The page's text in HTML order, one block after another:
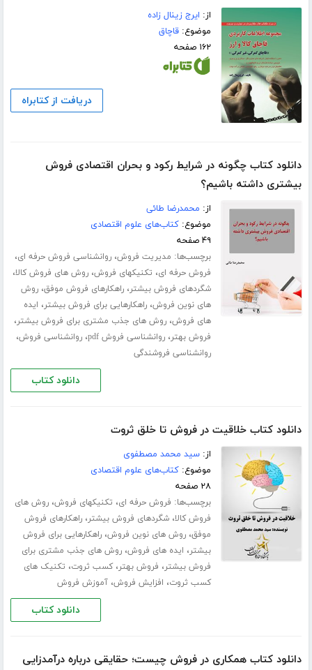
از: ایرج زینال زاده
موضوع:قاچاق
۱۶۲ صفحه
دریافت از کتابراه
دانلود کتاب چگونه در شرایط رکود و بحران اقتصادی فروش
بیشتری داشته باشیم؟
از: محمدرضا طائی
موضوع:کتاب‌های علوم اقتصادی
۴۹ صفحه
برچسب‌ها: مدیریت فروش،روانشناسی فروش حرفه ای،
فروش حرفه ای، تکنیکهای فروش،روش های فروش کالا،
شگردهای فروش بیشتر،راهکارهای فروش موفق،روش
های نوین فروش،راهکارهایی برای فروش بیشتر، ایده
های فروش،روش های جذب مشتری برای فروش بیشتر،
فروش بهتر،روانشناسی فروش pdf ،روانشناسی فروش،
روانشناسی فروشندگی
دانلود کتاب
دانلود کتاب خلاقیت در فروش تا خلق ثروت
از:سید محمد مصطفوی
موضوع:کتاب‌های علوم اقتصادی
۲۸ صفحه
برچسب‌ها: فروش حرفه ای، تکنیکهای فروش،روش های
فروش کالا،شگردهای فروش بیشتر،راهکارهای فروش
موفق،روش های نوین فروش،راهکارهایی برای فروش
بیشتر، ایده های فروش،روش های جذب مشتری برای
فروش بیشتر، فروش بهتر،کسب ثروت، تکنیک های
کسب ثروت، افزایش فروش،آموزش فروش
دانلود کتاب
دانلود کتاب همکاری در فروش چیست؛ حقایقی درباره درآمدزایی